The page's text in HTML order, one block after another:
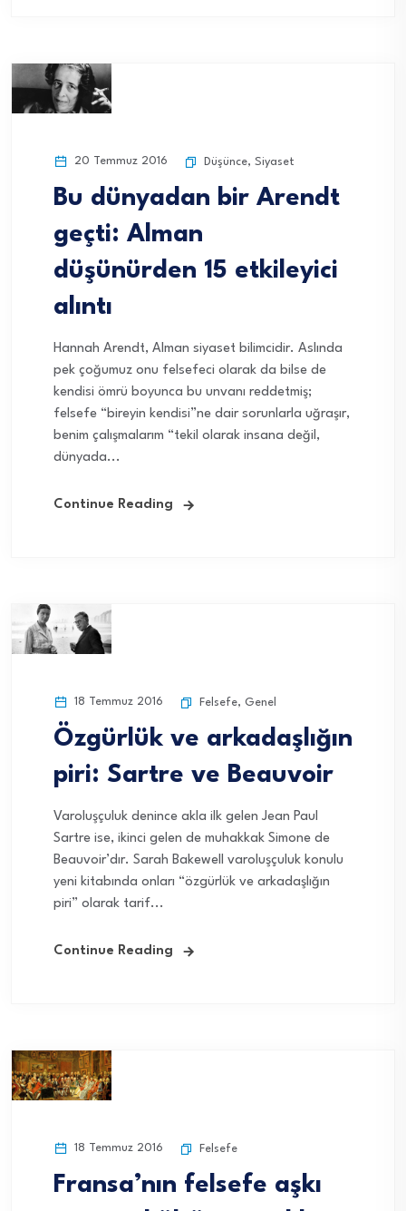
20 Temmuz 2016 Düşünce, Siyaset
Bu dünyadan bir Arendt
geçti: Alman
düşünürden 15 etkileyici
alıntı
Hannah Arendt, Alman siyaset bilimcidir. Aslında
pek çoğumuz onu felsefeci olarak da bilse de
kendisi ömrü boyunca bu unvanı reddetmiş;
felsefe “bireyin kendisi”ne dair sorunlarla uğraşır,
benim çalışmalarım “tekil olarak insana değil,
dünyada...
Continue Reading
18 Temmuz 2016 Felsefe, Genel
Özgürlük ve arkadaşlığın
piri: Sartre ve Beauvoir
Varoluşçuluk denince akla ilk gelen Jean Paul
Sartre ise, ikinci gelen de muhakkak Simone de
Beauvoir’dır. Sarah Bakewell varoluşçuluk konulu
yeni kitabında onları “özgürlük ve arkadaşlığın
piri” olarak tarif...
Continue Reading
18 Temmuz 2016 Felsefe
Fransa’nın felsefe aşkı